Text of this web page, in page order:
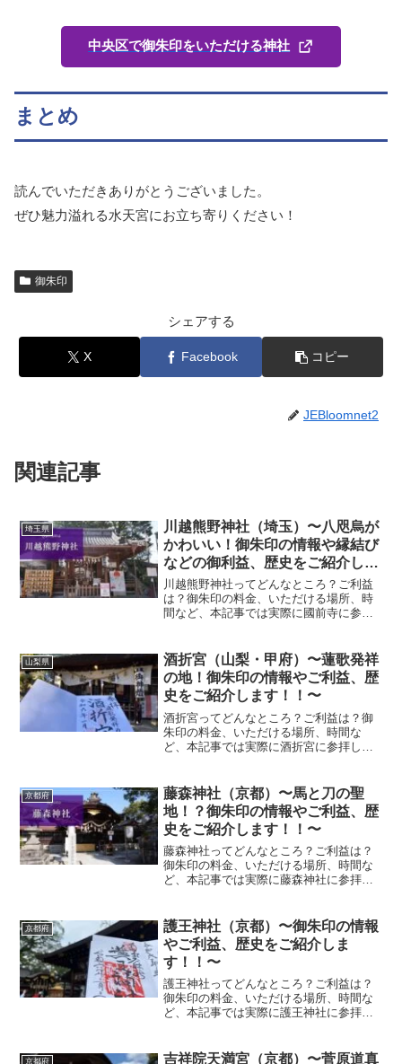
中央区で御朱印をいただける神社
まとめ
読んでいただきありがとうございました。
ぜひ魅力溢れる水天宮にお立ち寄りください！
御朱印
シェアする
X Facebook コピー
JEBloomnet2
関連記事
埼玉県
川越熊野神社（埼玉）〜八咫烏が
かわいい！御朱印の情報や縁結び
などの御利益、歴史をご紹介しま
す！！
川越熊野神社ってどんなところ？ご利益
は？御朱印の料金、いただける場所、時
間など、本記事では実際に國前寺に参拝
は？埼玉県川越市に佇む川越熊野神社は
室町時代から始まる由緒正...
山梨県
酒折宮（山梨・甲府）〜蓮歌発祥
の地！御朱印の情報やご利益、歴
史をご紹介します！！〜
酒折宮ってどんなところ？ご利益は？御
朱印の料金、いただける場所、時間な
ど、本記事では実際に酒折宮に参拝して
府市に佇む酒折宮は、連歌発祥の地とし
て有名な神社です。山梨県...
京都府
藤森神社（京都）〜馬と刀の聖
地！？御朱印の情報やご利益、歴
史をご紹介します！！〜
藤森神社ってどんなところ？ご利益は？
御朱印の料金、いただける場所、時間な
ど、本記事では実際に藤森神社に参拝し
伏見区に佇む藤森神社は、菖蒲の節句発
祥の神社として有名な神...
京都府
護王神社（京都）〜御朱印の情報
やご利益、歴史をご紹介しま
す！！〜
護王神社ってどんなところ？ご利益は？
御朱印の料金、いただける場所、時間な
ど、本記事では実際に護王神社に参拝し
京都府
吉祥院天満宮（京都）〜菅原道真